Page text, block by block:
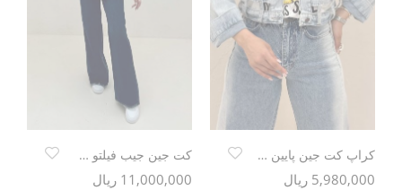
کراپ کت جین پایین کمر پلدار TR
5,980,000 ریال
کت جین جیب فیلتو خرجکار تدی
11,000,000 ریال